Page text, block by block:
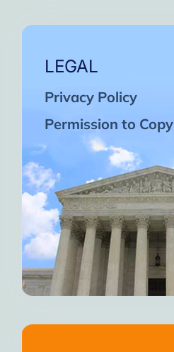
LEGAL
Privacy Policy
Permission to Copy